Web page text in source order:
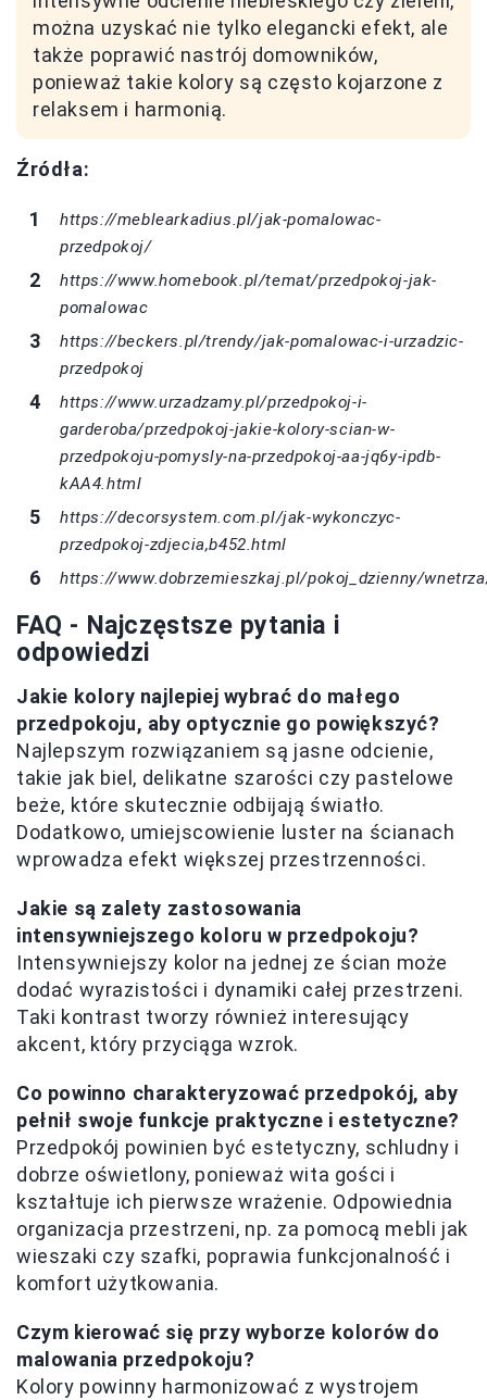
można uzyskać nie tylko elegancki efekt, ale
także poprawić nastrój domowników,
ponieważ takie kolory są często kojarzone z
relaksem i harmonią.
Źródła:
https://meblearkadius.pl/jak-pomalowac-
przedpokoj/
https://www.homebook.pl/temat/przedpokoj-jak-
pomalowac
https://beckers.pl/trendy/jak-pomalowac-i-urzadzic-
przedpokoj
https://www.urzadzamy.pl/przedpokoj-i-
garderoba/przedpokoj-jakie-kolory-scian-w-
przedpokoju-pomysly-na-przedpokoj-aa-jq6y-ipdb-
kAA4.html
https://decorsystem.com.pl/jak-wykonczyc-
przedpokoj-zdjecia,b452.html
https://www.dobrzemieszkaj.pl/pokoj_dzienny/
FAQ - Najczęstsze pytania i
odpowiedzi
Jakie kolory najlepiej wybrać do małego
przedpokoju, aby optycznie go powiększyć?
Najlepszym rozwiązaniem są jasne odcienie,
takie jak biel, delikatne szarości czy pastelowe
beże, które skutecznie odbijają światło.
Dodatkowo, umiejscowienie luster na ścianach
wprowadza efekt większej przestrzenności.
Jakie są zalety zastosowania
intensywniejszego koloru w przedpokoju?
Intensywniejszy kolor na jednej ze ścian może
dodać wyrazistości i dynamiki całej przestrzeni.
Taki kontrast tworzy również interesujący
akcent, który przyciąga wzrok.
Co powinno charakteryzować przedpokój, aby
pełnił swoje funkcje praktyczne i estetyczne?
Przedpokój powinien być estetyczny, schludny i
dobrze oświetlony, ponieważ wita gości i
kształtuje ich pierwsze wrażenie. Odpowiednia
organizacja przestrzeni, np. za pomocą mebli jak
wieszaki czy szafki, poprawia funkcjonalność i
komfort użytkowania.
Czym kierować się przy wyborze kolorów do
malowania przedpokoju?
Kolory powinny harmonizować z wystrojem